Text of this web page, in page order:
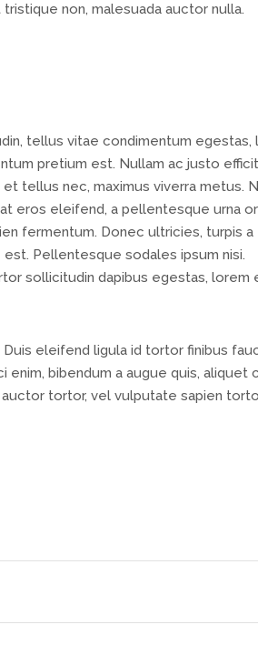
non, malesuada auctor nulla.
tellus vitae condimentum egestas,
pretium est. Nullam ac justo
tellus nec, maximus viverra metus.
eros eleifend, a pellentesque urna
fermentum. Donec ultricies, turpis a
Pellentesque sodales ipsum nisi.
sollicitudin dapibus egestas, lorem
eleifend ligula id tortor finibus
bibendum a augue quis, aliquet
auctor tortor, vel vulputate sapien